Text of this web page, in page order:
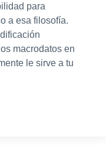
para
a esa filosofía.
macrodatos en
le sirve a tu